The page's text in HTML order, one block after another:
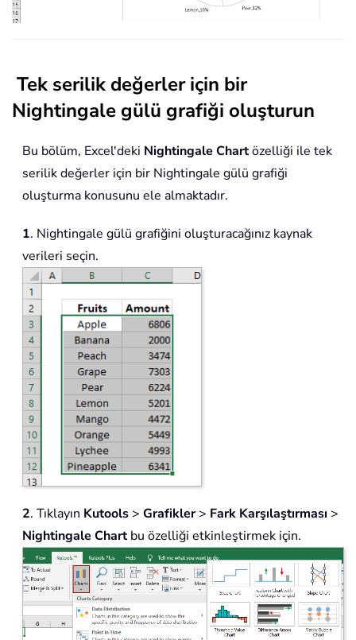
Tek serilik değerler için bir
Nightingale gülü grafiği oluşturun
Bu bölüm, Excel'deki Nightingale Chartözelliği ile tek
serilik değerler için bir Nightingale gülü grafiği
oluşturma konusunu ele almaktadır.
1. Nightingale gülü grafiğini oluşturacağınız kaynak
verileri seçin.
2. Tıklayın Kutools > Grafikler> Fark Karşılaştırması >
Nightingale Chartbu özelliği etkinleştirmek için.